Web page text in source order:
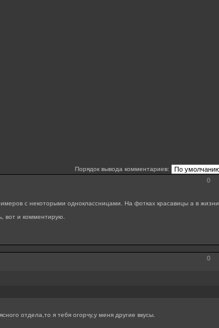
Порядок вывода комментариев:
0
с некоторыми одноклассницами. На фотках красавицы а в жизни
вот и комментирую.
0
отдела,то я тебя огорчу,у меня другие вкусы.